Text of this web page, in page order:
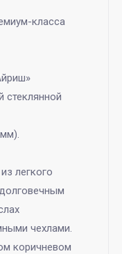
класса
стеклянной
легкого
чехлами.
коричневом